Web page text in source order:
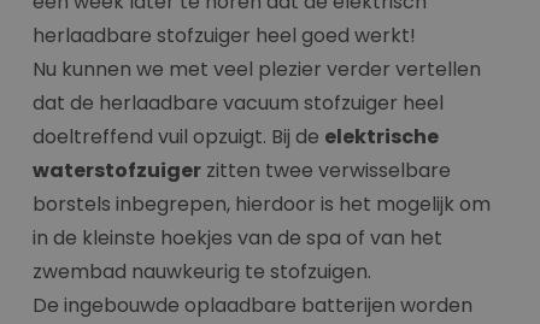
herlaadbare stofzuiger heel goed werkt!
Nu kunnen we met veel plezier verder vertellen
dat de herlaadbare vacuum stofzuiger heel
doeltreffend vuil opzuigt. Bij de elektrische
waterstofzuiger zitten twee verwisselbare
borstels inbegrepen, hierdoor is het mogelijk om
in de kleinste hoekjes van de spa of van het
zwembad nauwkeurig te stofzuigen.
De ingebouwde oplaadbare batterijen worden